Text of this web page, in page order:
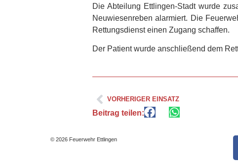
Die Abteilung Ettlingen-Stadt wurde
Neuwiesenreben alarmiert. Die
Rettungsdienst einen Zugang schaffen.
Der Patient wurde anschließend dem
VORHERIGER EINSATZ
Beitrag teilen:
© 2026 Feuerwehr Ettlingen